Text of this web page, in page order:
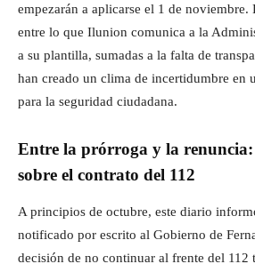
empezarán a aplicarse el 1 de noviembre.
entre lo que Ilunion comunica a la
a su plantilla, sumadas a la falta de
han creado un clima de incertidumbre en
para la seguridad ciudadana.
Entre la prórroga y la renuncia:
sobre el contrato del 112
A principios de octubre, este diario
notificado por escrito al Gobierno de
decisión de no continuar al frente del 112